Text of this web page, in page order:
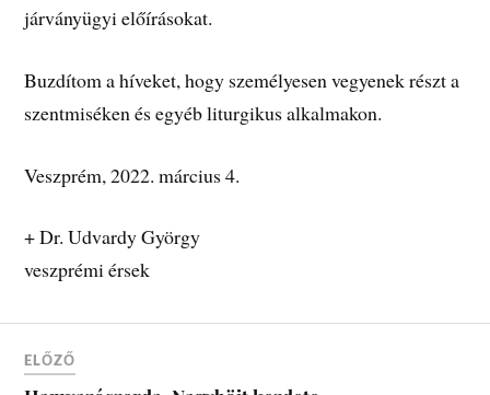
járványügyi előírásokat.
Buzdítom a híveket, hogy személyesen vegyenek részt a
szentmiséken és egyéb liturgikus alkalmakon.
Veszprém, 2022. március 4.
+ Dr. Udvardy György
veszprémi érsek
ELŐZŐ